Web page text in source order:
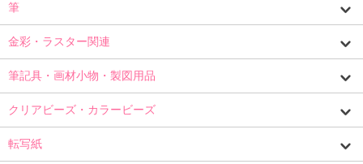
筆
金彩・ラスター関連
筆記具・画材小物・製図用品
クリアビーズ・カラービーズ
転写紙